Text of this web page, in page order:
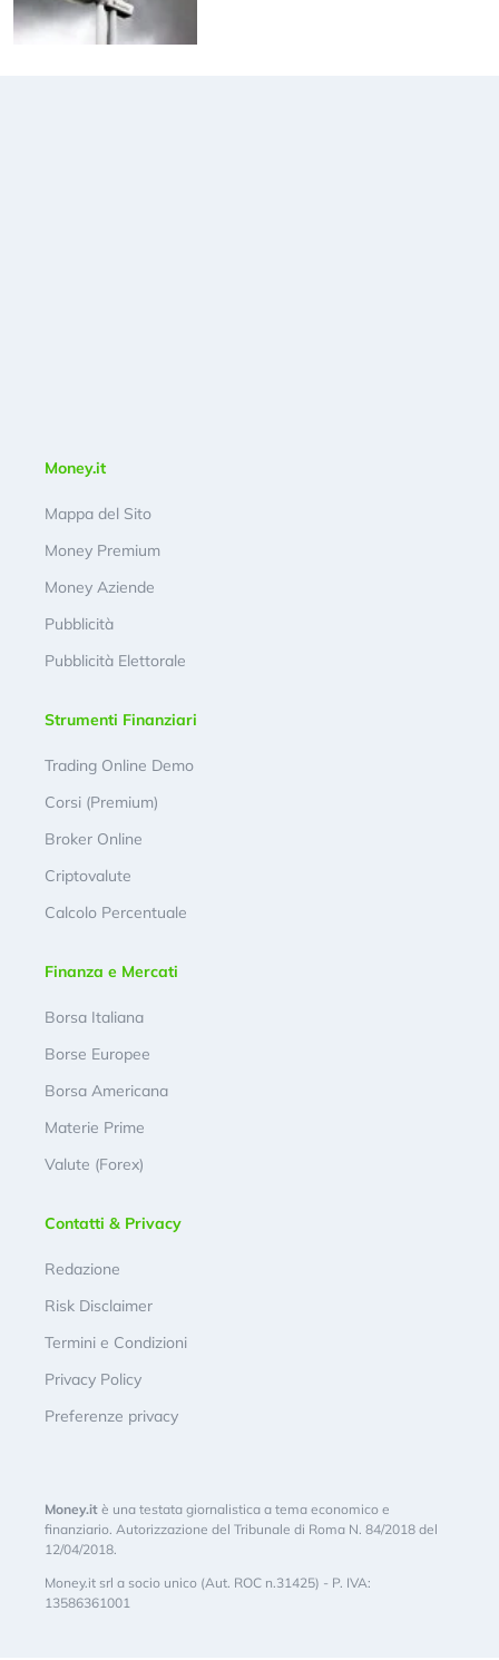
Money.it
Mappa del Sito
Money Premium
Money Aziende
Pubblicità
Pubblicità Elettorale
Strumenti Finanziari
Trading Online Demo
Corsi (Premium)
Broker Online
Criptovalute
Calcolo Percentuale
Finanza e Mercati
Borsa Italiana
Borse Europee
Borsa Americana
Materie Prime
Valute (Forex)
Contatti & Privacy
Redazione
Risk Disclaimer
Termini e Condizioni
Privacy Policy
Preferenze privacy
Money.it è una testata giornalistica a tema economico e
finanziario. Autorizzazione del Tribunale di Roma N. 84/2018 del
12/04/2018.
Money.it srl a socio unico (Aut. ROC n.31425) - P. IVA:
13586361001